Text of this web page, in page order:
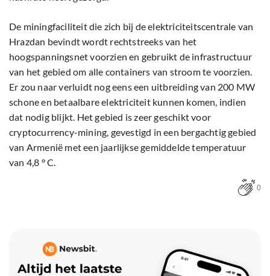
De miningfaciliteit die zich bij de elektriciteitscentrale van
Hrazdan bevindt wordt rechtstreeks van het
hoogspanningsnet voorzien en gebruikt de infrastructuur
van het gebied om alle containers van stroom te voorzien.
Er zou naar verluidt nog eens een uitbreiding van 200 MW
schone en betaalbare elektriciteit kunnen komen, indien
dat nodig blijkt. Het gebied is zeer geschikt voor
cryptocurrency-mining, gevestigd in een bergachtig gebied
van Armenië met een jaarlijkse gemiddelde temperatuur
van 4,8 ° C.
0